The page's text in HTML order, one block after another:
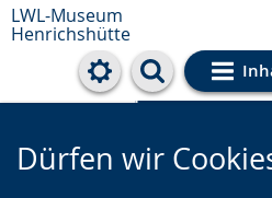
LWL-Museum
Henrichshütte
Cookie-
Dürfen wir